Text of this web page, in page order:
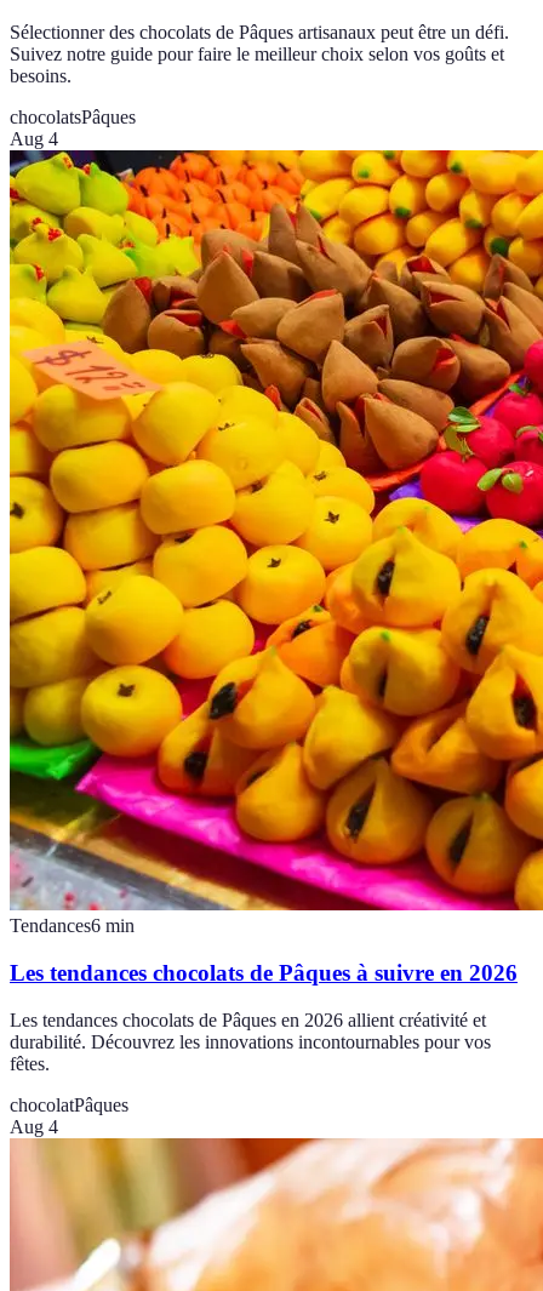
Sélectionner des chocolats de Pâques artisanaux peut être un défi.
Suivez notre guide pour faire le meilleur choix selon vos goûts et
besoins.
chocolatsPâques
Aug 4
Tendances6 min
Les tendances chocolats de Pâques à suivre en 2026
Les tendances chocolats de Pâques en 2026 allient créativité et
durabilité. Découvrez les innovations incontournables pour vos
fêtes.
chocolatPâques
Aug 4